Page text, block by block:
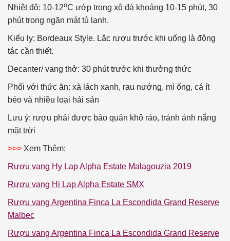
Nhiệt độ: 10-12oC ướp trong xô đá khoảng 10-15 phút, 30
phút trong ngăn mát tủ lạnh.
Kiểu ly: Bordeaux Style. Lắc rượu trước khi uống là động
tác cần thiết.
Decanter/ vang thở: 30 phút trước khi thưởng thức
Phối với thức ăn: xà lách xanh, rau nướng, mì ống, cá ít
béo và nhiều loại hải sản
Lưu ý: rượu phải được bảo quản khô ráo, tránh ánh nắng
mặt trời
>>> Xem Thêm:
Rượu vang Hy Lạp Alpha Estate Malagouzia 2019
Rươu vang Hi Lạp Alpha Estate SMX
Rượu vang Argentina Finca La Escondida Grand Reserve
Malbec
Rượu vang Argentina Finca La Escondida Grand Reserve